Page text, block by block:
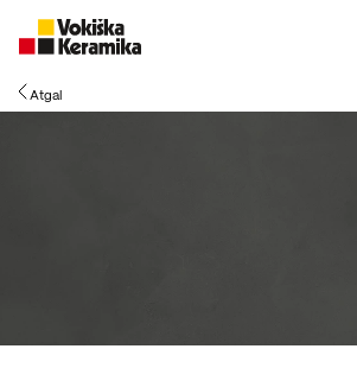
Atgal
Meniu
Plytelės